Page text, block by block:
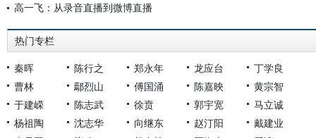
高一飞：从录音直播到微博直播
热门专栏
秦晖 陈行之 郑永年 龙应台
丁学良
曹林
鄢烈山 傅国涌 陈嘉映
黄宗智
于建嵘
陈志武 徐贲 郭宇宽
马立诚
杨祖陶
沈志华 向继东 赵汀阳
戴建业